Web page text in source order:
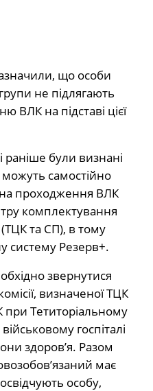
що особи
не підлягають
ВЛК на підставі цієї
раніше були визнані
самостійно
проходження ВЛК
комплектування
(ТЦК та СП), в тому
систему Резерв+.
звернутися
визначеної ТЦК
Тетиторіальному
госпіталі
здоров’я. Разом
має
особу,